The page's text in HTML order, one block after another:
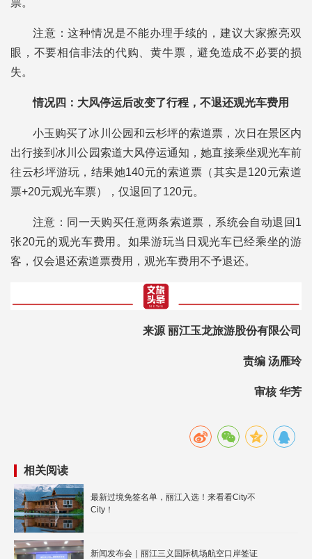
票。
注意：这种情况是不能办理手续的，建议大家擦亮双
眼，不要相信非法的代购、黄牛票，避免造成不必要的损
失。
情况四：大风停运后改变了行程，不退还观光车费用
小玉购买了冰川公园和云杉坪的索道票，次日在景区内
出行接到冰川公园索道大风停运通知，她直接乘坐观光车前
往云杉坪游玩，结果她140元的索道票（其实是120元索道
票+20元观光车票），仅退回了120元。
注意：同一天购买任意两条索道票，系统会自动退回1
张20元的观光车费用。如果游玩当日观光车已经乘坐的游
客，仅会退还索道票费用，观光车费用不予退还。
来源 丽江玉龙旅游股份有限公司
责编 汤雁玲
审核 华芳
相关阅读
最新过境免签名单，丽江入选！来看看City不
City！
新闻发布会｜丽江三义国际机场航空口岸签证